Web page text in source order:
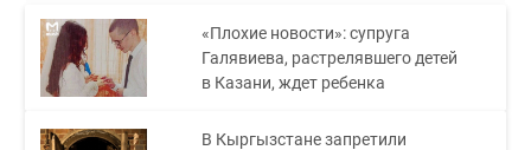
«Плохие новости»: супруга
Галявиева, растрелявшего детей
в Казани, ждет ребенка
В Кыргызстане запретили